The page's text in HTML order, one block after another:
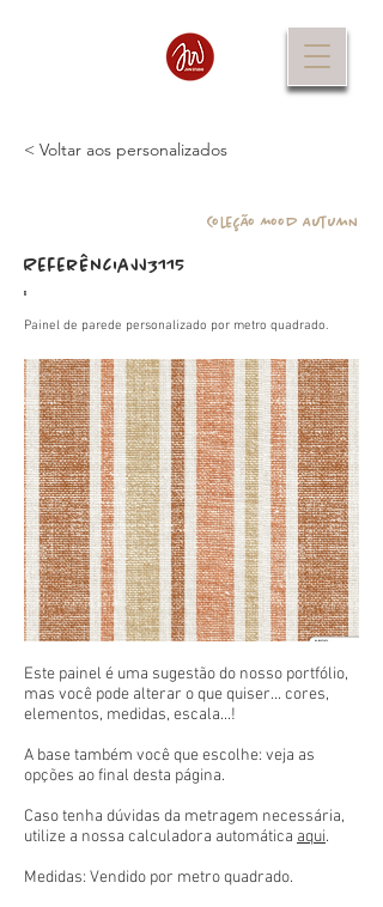
< Voltar aos personalizados
Coleção Mood Autumn
Referência
:
JJ3115
Painel de parede personalizado por metro quadrado.
Este painel é uma sugestão do nosso portfólio,
mas você pode alterar o que quiser... cores,
elementos, medidas, escala...!
A base também você que escolhe: veja as
opções ao final desta página.
Caso tenha dúvidas da metragem necessária,
utilize a nossa calculadora automática aqui.
Medidas: Vendido por metro quadrado.